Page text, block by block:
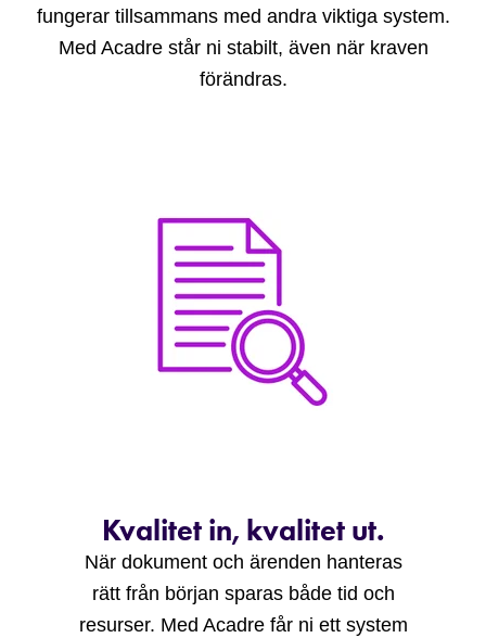
fungerar tillsammans med andra viktiga system.
Med Acadre står ni stabilt, även när kraven
förändras.
Kvalitet in, kvalitet ut.
När dokument och ärenden hanteras
rätt från början sparas både tid och
resurser. Med Acadre får ni ett system